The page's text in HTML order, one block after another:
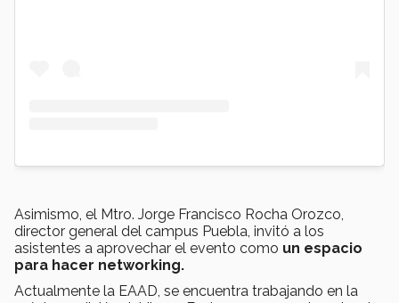
Asimismo, el Mtro. Jorge Francisco Rocha Orozco,
director general del campus Puebla, invitó a los
asistentes a aprovechar el evento como un espacio
para hacer networking.
Actualmente la EAAD, se encuentra trabajando en la